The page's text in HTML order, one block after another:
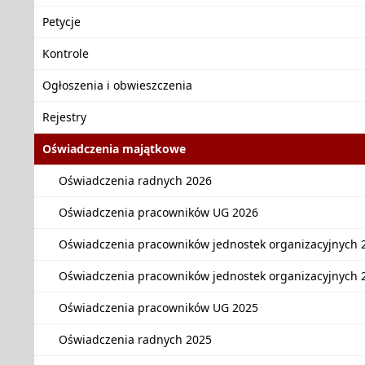
Petycje
Kontrole
Ogłoszenia i obwieszczenia
Rejestry
Oświadczenia majątkowe
Oświadczenia radnych 2026
Oświadczenia pracowników UG 2026
Oświadczenia pracowników jednostek organizacyjnych
Oświadczenia pracowników jednostek organizacyjnych
Oświadczenia pracowników UG 2025
Oświadczenia radnych 2025